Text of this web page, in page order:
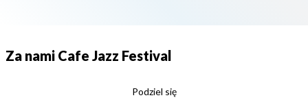
Za nami Cafe Jazz Festival
Podziel się